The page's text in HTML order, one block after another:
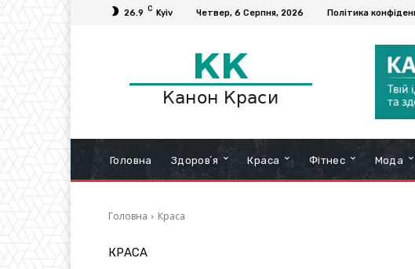
26.9 C Kyiv Четвер, 6 Серпня, 2026 Політика
Головна Здоровʼя Краса Фітнес Мода
Головна Краса
КРАСА